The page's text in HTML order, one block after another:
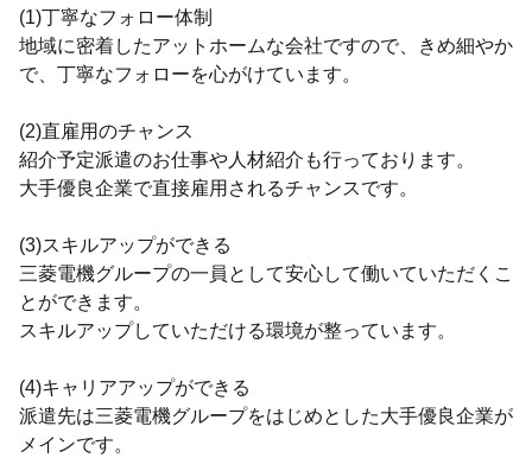
(1)丁寧なフォロー体制
地域に密着したアットホームな会社ですので、きめ細やか
で、丁寧なフォローを心がけています。
(2)直雇用のチャンス
紹介予定派遣のお仕事や人材紹介も行っております。
大手優良企業で直接雇用されるチャンスです。
(3)スキルアップができる
三菱電機グループの一員として安心して働いていただくこ
とができます。
スキルアップしていただける環境が整っています。
(4)キャリアアップができる
派遣先は三菱電機グループをはじめとした大手優良企業が
メインです。